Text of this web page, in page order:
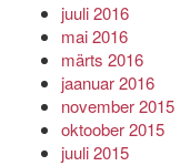
juuli 2016
mai 2016
märts 2016
jaanuar 2016
november 2015
oktoober 2015
juuli 2015